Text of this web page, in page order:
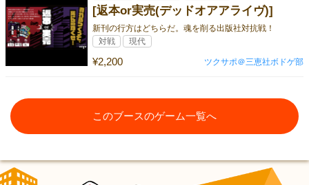
[返本or実売(デッドオアアライヴ)]
新刊の行方はどちらだ。魂を削る出版社対抗戦！
¥2,200
対戦 現代
ツクサポ＠三恵社ボドゲ部
このブースのゲーム一覧へ